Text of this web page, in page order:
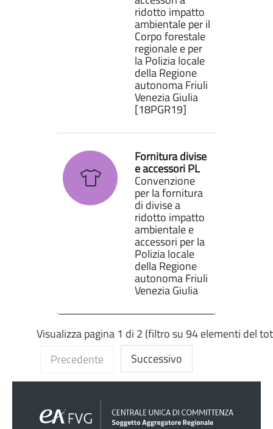
ridotto impatto
ambientale per il
Corpo forestale
regionale e per
la Polizia locale
della Regione
autonoma Friuli
Venezia Giulia
[18PGR19]
Fornitura divise
e accessori PL
Convenzione
per la fornitura
di divise a
ridotto impatto
ambientale e
accessori per la
Polizia locale
della Regione
autonoma Friuli
Venezia Giulia
Visualizza pagina 1 di 2 (filtro su 94 elementi del
Precedente
Successivo